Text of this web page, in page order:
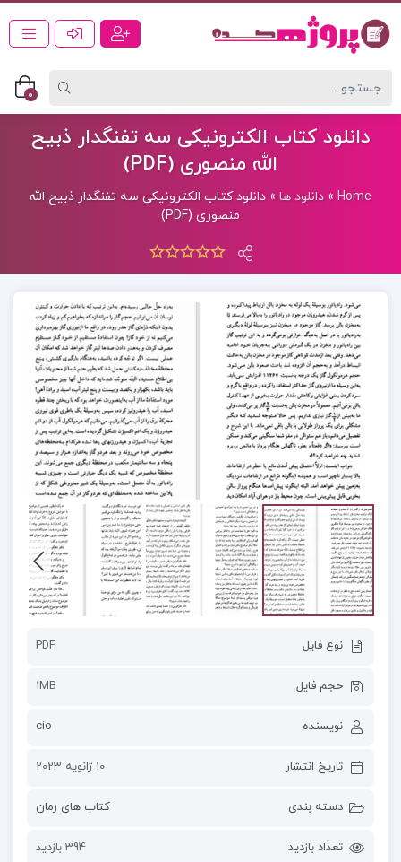
0
دانلود کتاب الکترونیکی سه تفنگدار ذبیح
الله منصوری (PDF)
Home
» دانلود ها » دانلود کتاب الکترونیکی سه تفنگدار ذبیح الله
منصوری (PDF)
نوع فایل PDF
حجم فایل 1MB
نویسنده cio
تاریخ انتشار 10 ژانویه 2023
دسته بندی کتاب های رمان
تعداد بازدید 394 بازدید